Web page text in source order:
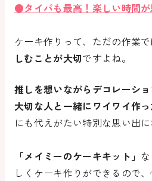
●タイパも最高！楽しい時間が
ケーキ作りって、ただの作業で
しむことが大切ですよね。
推しを想いながらデコレーシ
大切な人と一緒にワイワイ作っ
にも代えがたい特別な思い出に
「メイミーのケーキキット」
しくケーキ作りができるので